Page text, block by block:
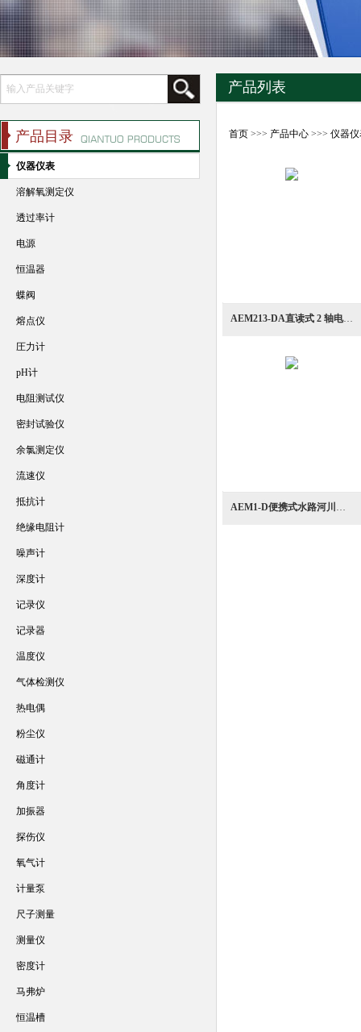
产品列表
首页 >>> 产品中心 >>>仪器
AEM213-DA直读式 2 轴电磁感应式流向流速计
AEM1-D便携式水路河川用直读式电磁流速计
产品目录
仪器仪表
溶解氧测定仪
透过率计
电源
恒温器
蝶阀
熔点仪
圧力计
pH计
电阻测试仪
密封试验仪
余氯测定仪
流速仪
抵抗计
绝缘电阻计
噪声计
深度计
记录仪
记录器
温度仪
气体检测仪
热电偶
粉尘仪
磁通计
角度计
加振器
探伤仪
氧气计
计量泵
尺子测量
测量仪
密度计
马弗炉
恒温槽